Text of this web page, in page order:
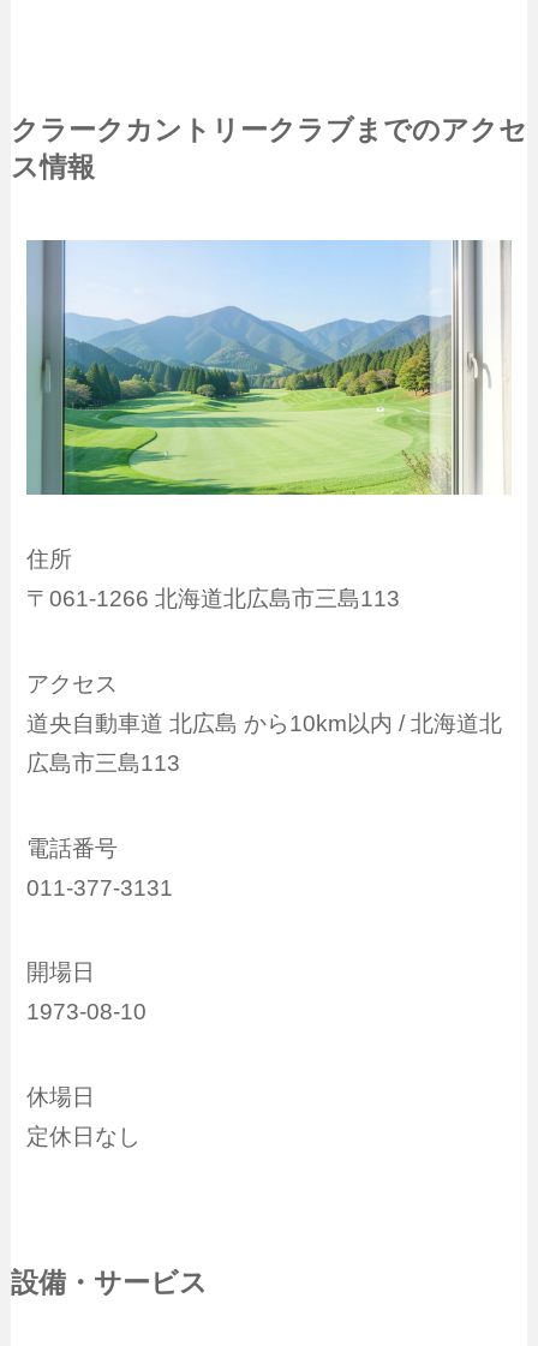
クラークカントリークラブまでのアクセ
ス情報
住所
〒061-1266 北海道北広島市三島113
アクセス
道央自動車道 北広島 から10km以内 / 北海道北
広島市三島113
電話番号
011-377-3131
開場日
1973-08-10
休場日
定休日なし
設備・サービス